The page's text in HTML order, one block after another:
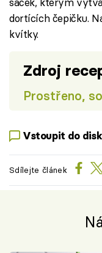
dortících čepičku.
kvítky.
Zdroj
Prostřeno,
Vstoupit do
Sdílejte článek